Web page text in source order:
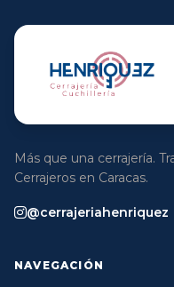
Más que una cerrajería.
Cerrajeros en Caracas.
@cerrajeriahenriquez
NAVEGACIÓN